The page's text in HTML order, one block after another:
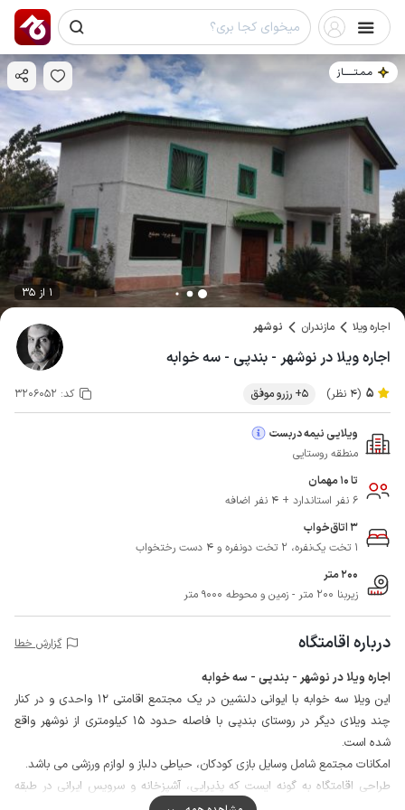
مـمـتــــــاز
1 از 35
اجاره ویلا مازندران نوشهر
اجاره ویلا در نوشهر - بندپی - سه خوابه
5 (4 نظر) 5+ رزرو موفق کد: 3206052
ویلایی نیمه دربست
منطقه روستایی
تا 10 مهمان
6 نفر استاندارد + 4 نفر اضافه
3 اتاق‌خواب
1 تخت یک‌نفره، 2 تخت دونفره و 4 دست رختخواب
200 متر
زیربنا 200 متر - زمین و محوطه 9000 متر
درباره اقامتگاه گزارش خطا
اجاره ویلا در نوشهر - بندپی - سه خوابه
این ویلا سه خوابه با ایوانی دلنشین در یک مجتمع اقامتی 12 واحدی و در کنار
چند ویلای دیگر در روستای بندپی با فاصله حدود 15 کیلومتری از نوشهر واقع
شده است.
امکانات مجتمع شامل وسایل بازی کودکان، حیاطی دلباز و لوازم ورزشی می باشد.
طراحی اقامتگاه به گونه ایست که پذیرایی، آشپزخانه و سرویس ایرانی در طبقه